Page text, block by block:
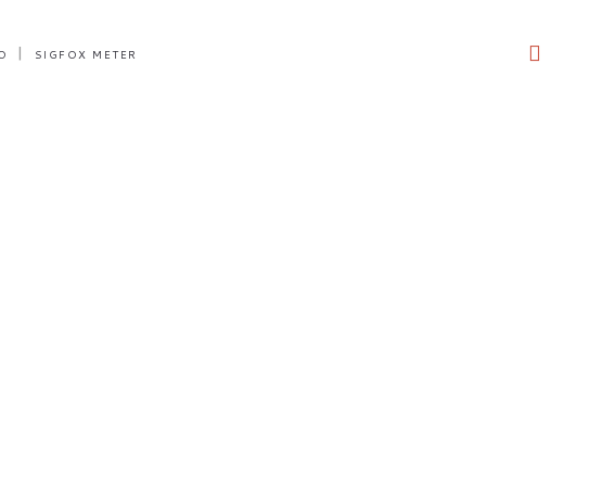
SIGFOX METER